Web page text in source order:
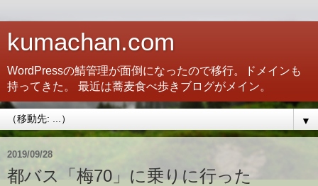
kumachan.com
WordPressの鯖管理が面倒になったので移行。ドメインも
持ってきた。 最近は蕎麦食べ歩きブログがメイン。
▼
2019/09/28
都バス「梅70」に乗りに行った